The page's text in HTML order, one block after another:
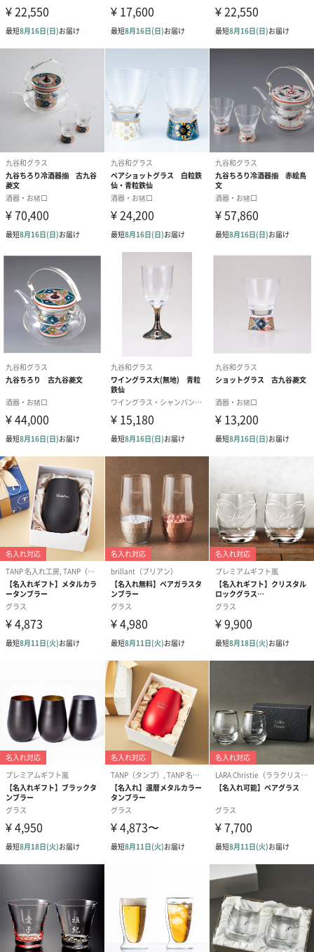
ています。結婚祝い、誕生日祝い、退職祝い、父の日のプレゼン
ト、母の日のプレゼント、クリスマスプレゼント、その他御祝、
「清峰堂」
昭和39（1964）年創業の「清峰堂」では、美術工芸品・九谷焼の
インテリア商品を中心に製造販売を行って参りました。近年の生
活様式の変化から「生活に溶け込む九谷焼」をモットーに、飾っ
て楽しむ商品づくりから、使って楽しむ商品づくりへと変化しま
した。
その代表的な商品が「九谷和グラス」シリーズの商品群です。弊
社独自の接合技術の完成により、異素材である磁器とガラスの融
合が可能になりました。その接合技術が高く評価され、2006年度
グッドデザイン賞（新領域デザイン部門）を受賞致しました。
すべて手作りの上質なグラスを贈りませんか？
国内生産にこだわり作製された“ワイングラス”。こちらは九谷焼
磁器と江戸硝子を融合させた逸品です。爽やかなブルーの化粧箱
に入れてお届けしますのでお祝いの贈り物にもぴったり。高い技
がでしょうか。
商品詳細情報
商品本体サイ
ズ
径75mm×高さ150mm
商品本体重量
（容積）
130g（180ml）
パッケージ内
同梱物
説明書
直方体化粧箱
パッケージ外
装サイズ
幅95mm×奥行168mm×高さ90mm
パッケージ全
体重量
250g
製造国
材質
磁器（九谷焼）・バリウムクリスタル（江戸硝子）
商品オプション情報
紙袋